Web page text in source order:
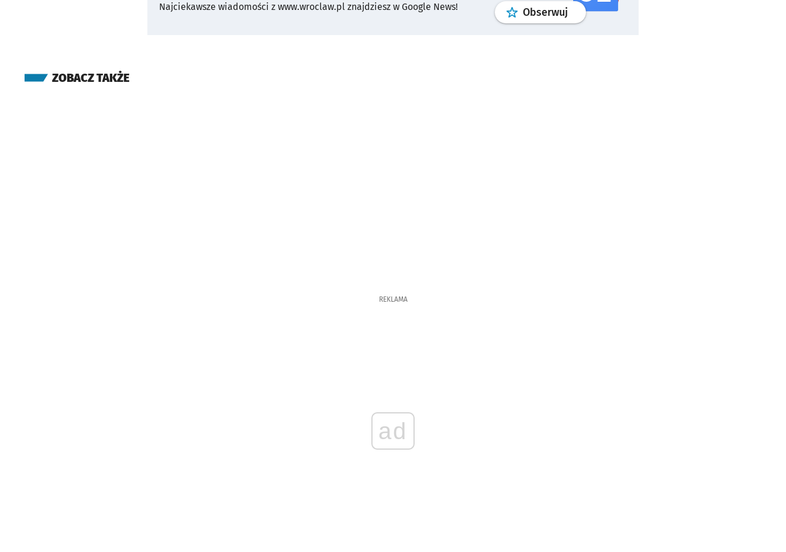
Najciekawsze wiadomości z www.wroclaw.pl znajdziesz w Google News!
Obserwuj profilgoogle news
ZOBACZ TAKŻE
REKLAMA
ad